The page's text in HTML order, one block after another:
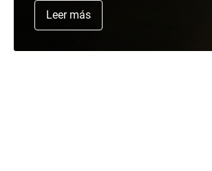
Leer más